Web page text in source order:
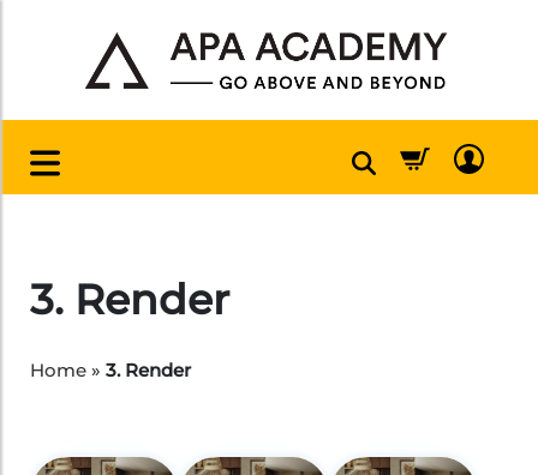
3. Render
Home » 3. Render